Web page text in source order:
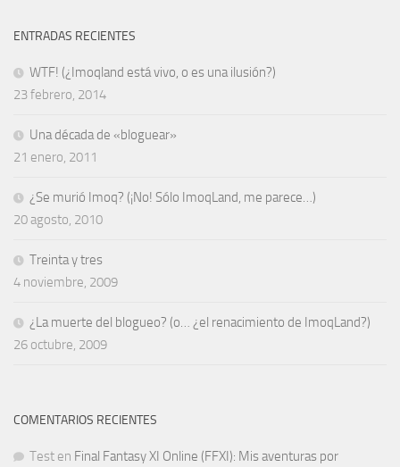
ENTRADAS RECIENTES
WTF! (¿Imoqland está vivo, o es una ilusión?)
23 febrero, 2014
Una década de «bloguear»
21 enero, 2011
¿Se murió Imoq? (¡No! Sólo ImoqLand, me parece…)
20 agosto, 2010
Treinta y tres
4 noviembre, 2009
¿La muerte del blogueo? (o… ¿el renacimiento de ImoqLand?)
26 octubre, 2009
COMENTARIOS RECIENTES
Test en Final Fantasy XI Online (FFXI): Mis aventuras por